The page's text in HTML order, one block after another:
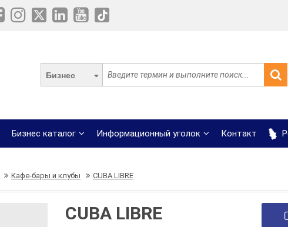
Бизнес
Бизнес каталог Информационный уголок Контакт
Кафе-бары и клубы CUBA LIBRE
CUBA LIBRE